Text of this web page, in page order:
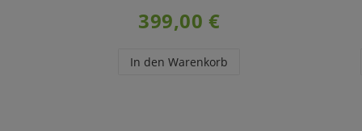
399,00 €
In den Warenkorb